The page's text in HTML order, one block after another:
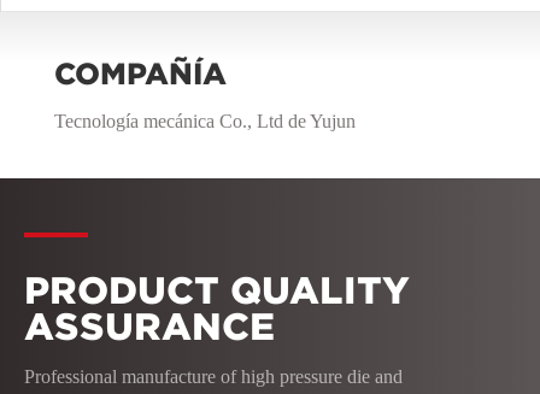
VIEW
COMPAÑÍA
Tecnología mecánica Co., Ltd de Yujun
PRODUCT QUALITY
ASSURANCE
Professional manufacture of high pressure die and